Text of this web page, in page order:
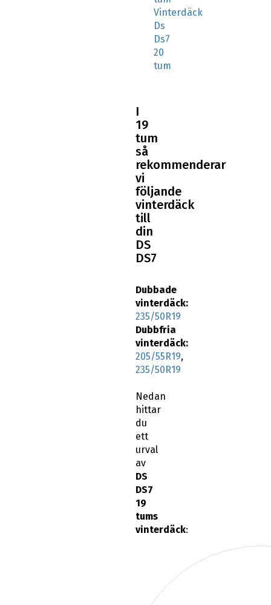
Ds
Ds7
20
tum
19
tum
så
rekommenderar
vi
följande
vinterdäck
till
din
DS
DS7
vinterdäck:
235/50R19
Dubbfria
vinterdäck:
205/55R19,
235/50R19
hittar
du
ett
urval
av
DS
DS7
19
tums
vinterdäck